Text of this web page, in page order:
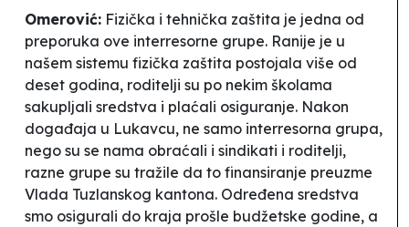
Omerović: Fizička i tehnička zaštita je jedna od
preporuka ove interresorne grupe. Ranije je u
našem sistemu fizička zaštita postojala više od
deset godina, roditelji su po nekim školama
sakupljali sredstva i plaćali osiguranje. Nakon
događaja u Lukavcu, ne samo interresorna grupa,
nego su se nama obraćali i sindikati i roditelji,
razne grupe su tražile da to finansiranje preuzme
Vlada Tuzlanskog kantona. Određena sredstva
smo osigurali do kraja prošle budžetske godine, a